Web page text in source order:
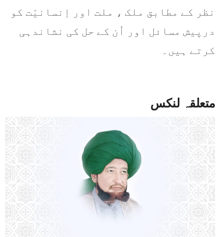
متعلقہ لنکس
نظر کے مطابق ملک ، ملت اور اِنسانیّت کو
درپیش مسائل اور اُن کے حل کی نشاندہی
کرتے ہیں۔